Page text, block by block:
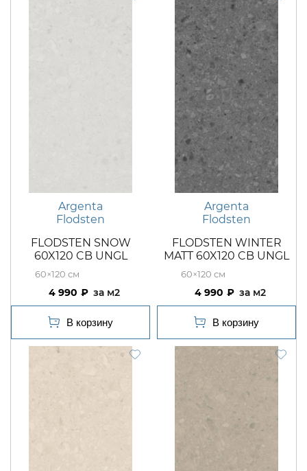
Argenta
Flodsten
FLODSTEN SNOW
60X120 CB UNGL
60×120
4 990 м2
Argenta
Flodsten
FLODSTEN WINTER
MATT 60X120 CB UNGL
60×120
4 990 м2